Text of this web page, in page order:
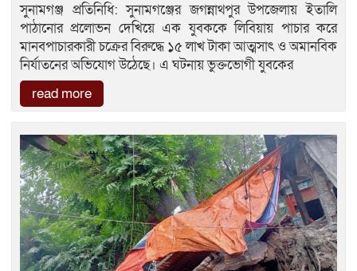
সুনামগঞ্জ প্রতিনিধি: সুনামগঞ্জের জগন্নাথপুর উপজেলায় ইতালি
পাঠানোর প্রলোভন দেখিয়ে এক যুবককে লিবিয়ায় পাচার করে
মানবপাচারকারী চক্রের বিরুদ্ধে ১৫ লাখ টাকা আত্মসাৎ ও অমানবিক
নির্যাতনের অভিযোগ উঠেছে। এ ঘটনায় ভুক্তভোগী যুবকের
read more